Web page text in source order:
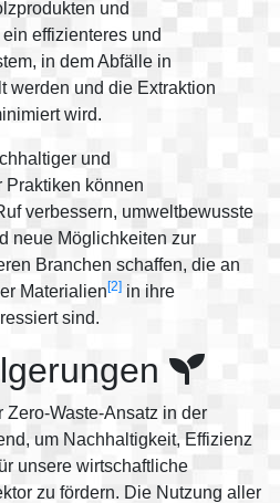
und
effizienteres und
in dem Abfälle in
werden und die Extraktion
wird.
und
Praktiken können
verbessern, umweltbewusste
neue Möglichkeiten zur
Branchen schaffen, die an
Materialien[2] in ihre
sind.
Waste-Ansatz in der
um Nachhaltigkeit, Effizienz
unsere wirtschaftliche
zu fördern. Die Nutzung aller